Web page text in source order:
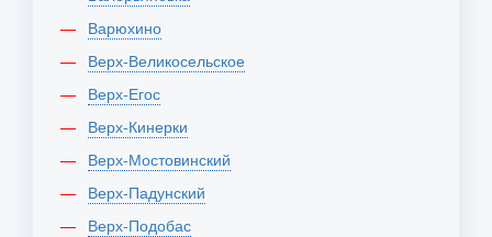
Варюхино
Верх-Великосельское
Верх-Егос
Верх-Кинерки
Верх-Мостовинский
Верх-Падунский
Верх-Подобас